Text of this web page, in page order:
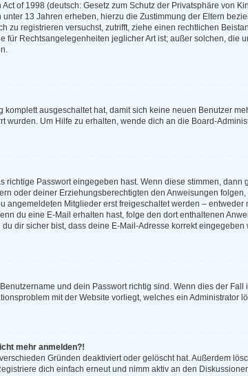
of 1998 (deutsch: Gesetz zum Schutz der Privatsphäre von
13 Jahren erheben, hierzu die Zustimmung der Eltern
zu registrieren versuchst, zutrifft, ziehe einen rechtlichen
für Rechtsangelegenheiten jeglicher Art ist; außer solchen, die
ausgeschaltet hat, damit sich keine neuen Benutzer
wurden. Um Hilfe zu erhalten, wende dich an die Board-
Passwort eingegeben hast. Wenn diese stimmen, dann
oder deiner Erziehungsberechtigten den Anweisungen
Mitglieder erst freigeschaltet werden –
du eine E-Mail erhalten hast, folge den dort enthaltenen
dir sicher bist, dass deine E-Mail-Adresse korrekt
und dein Passwort richtig sind. Wenn dies der
mit der Website vorliegt, welches ein Administrator
mehr anmelden?!
Gründen deaktiviert oder gelöscht hat. Außerdem
dich einfach erneut und nimm aktiv an den